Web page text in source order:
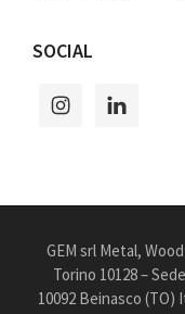
SOCIAL
GEM srl Metal,
Torino 10128 –
10092 Beinasco